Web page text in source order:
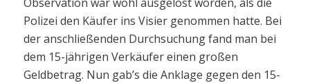
Polizei den Käufer ins Visier genommen hatte. Bei
der anschließenden Durchsuchung fand man bei
dem 15-jährigen Verkäufer einen großen
Geldbetrag. Nun gab’s die Anklage gegen den 15-